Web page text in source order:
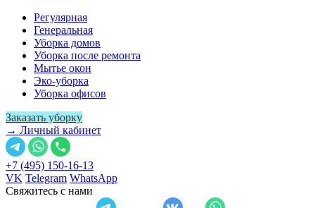
Регулярная
Генеральная
Уборка домов
Уборка после ремонта
Мытье окон
Эко-уборка
Уборка офисов
Заказать уборку
→ Личный кабинет
+7 (495) 150-16-13
VK Telegram WhatsApp
Свяжитесь с нами